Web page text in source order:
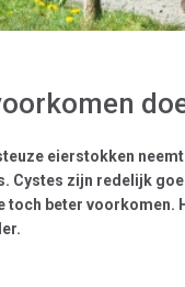
eierstokken
Cystes zijn redelijk
toch beter voorkomen.